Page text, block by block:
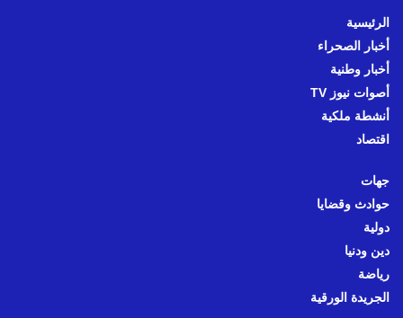
الرئيسية
أخبار الصحراء
أخبار وطنية
أصوات نيوز TV
أنشطة ملكية
اقتصاد
جهات
حوادث وقضايا
دولية
دين ودنيا
رياضة
الجريدة الورقية